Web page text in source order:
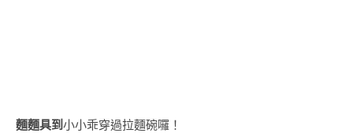
麵麵具到小小乖穿過拉麵碗囉！